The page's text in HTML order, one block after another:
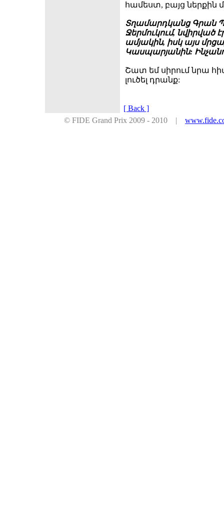
համեստ, բայց ներքին
Տղամարդկանց Գրան
Ջերմուկում, նվիրված
ամյակին, իսկ այս
Կասպարյանին:
Շատ եմ սիրում նրա
լուծել դրանք:
[ Back ]
© FIDE Grand Prix 2009 - 2010 |